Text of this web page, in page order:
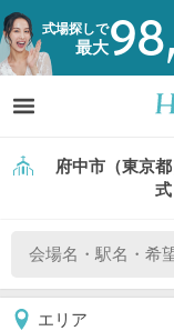
式場探しで
最大
府中市（東京
エリア